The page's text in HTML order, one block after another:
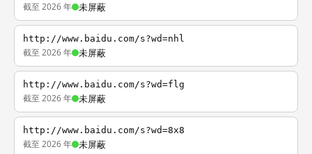
截至 2026 年 未屏蔽
http://www.baidu.com/s?wd=nhl
截至 2026 年 未屏蔽
http://www.baidu.com/s?wd=flg
截至 2026 年 未屏蔽
http://www.baidu.com/s?wd=8x8
截至 2026 年 未屏蔽